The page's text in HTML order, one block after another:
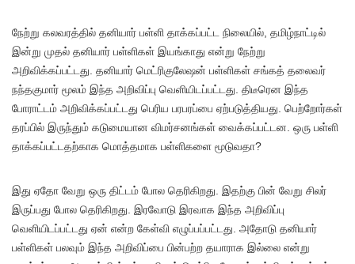
நேற்று கலவரத்தில் தனியார் பள்ளி தாக்கப்பட்ட நிலையில், தமிழ்நாட்டில்
இன்று முதல் தனியார் பள்ளிகள் இயங்காது என்று நேற்று
அறிவிக்கப்பட்டது. தனியார் மெட்ரிகுலேஷன் பள்ளிகள் சங்கத் தலைவர்
நந்தகுமார் மூலம் இந்த அறிவிப்பு வெளியிடப்பட்டது. திடீரென இந்த
போராட்டம் அறிவிக்கப்பட்டது பெரிய பரபரப்பை ஏற்படுத்தியது. பெற்றோர்கள்
தரப்பில் இருந்தும் கடுமையான விமர்சனங்கள் வைக்கப்பட்டன. ஒரு பள்ளி
தாக்கப்பட்டதற்காக மொத்தமாக பள்ளிகளை மூடுவதா?
இது ஏதோ வேறு ஒரு திட்டம் போல தெரிகிறது. இதற்கு பின் வேறு சிலர்
இருப்பது போல தெரிகிறது. இரவோடு இரவாக இந்த அறிவிப்பு
வெளியிடப்பட்டது ஏன் என்ற கேள்வி எழுப்பப்பட்டது. அதோடு தனியார்
பள்ளிகள் பலவும் இந்த அறிவிப்பை பின்பற்ற தயாராக இல்லை என்று